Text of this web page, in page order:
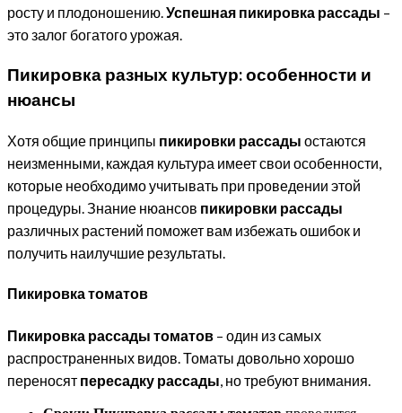
росту и плодоношению. Успешная пикировка рассады –
это залог богатого урожая.
Пикировка разных культур: особенности и
нюансы
Хотя общие принципы пикировки рассады остаются
неизменными, каждая культура имеет свои особенности,
которые необходимо учитывать при проведении этой
процедуры. Знание нюансов пикировки рассады
различных растений поможет вам избежать ошибок и
получить наилучшие результаты.
Пикировка томатов
Пикировка рассады томатов – один из самых
распространенных видов. Томаты довольно хорошо
переносят пересадку рассады , но требуют внимания.